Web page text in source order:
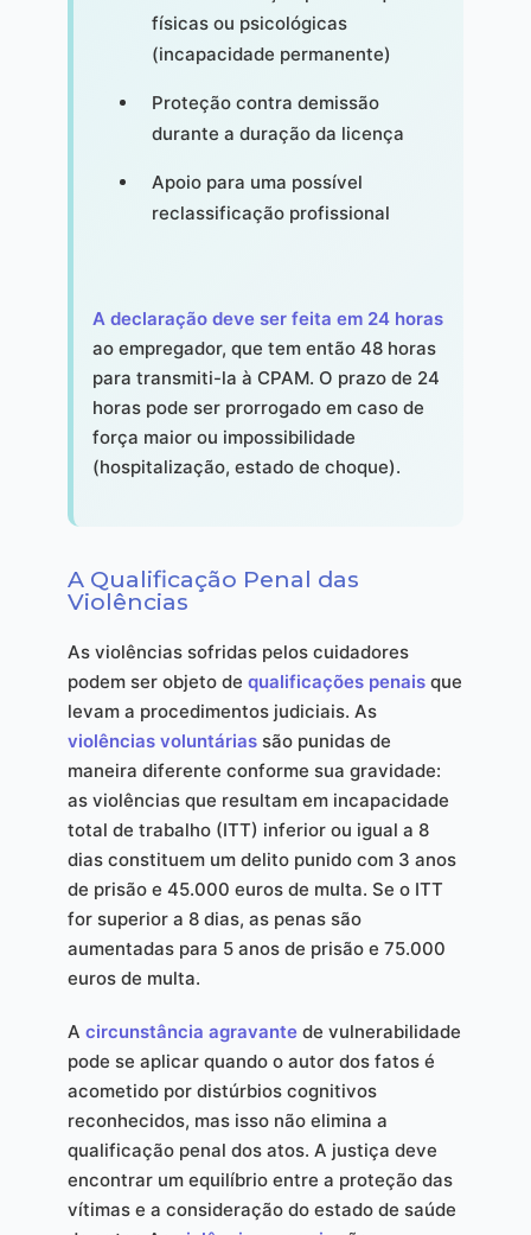
físicas ou psicológicas
(incapacidade permanente)
Proteção contra demissão
durante a duração da licença
Apoio para uma possível
reclassificação profissional
A declaração deve ser feita em 24 horas
ao empregador, que tem então 48 horas
para transmiti-la à CPAM. O prazo de 24
horas pode ser prorrogado em caso de
força maior ou impossibilidade
(hospitalização, estado de choque).
A Qualificação Penal das
Violências
As violências sofridas pelos cuidadores
podem ser objeto de qualificações penaisque
levam a procedimentos judiciais. As
violências voluntáriassão punidas de
maneira diferente conforme sua gravidade:
as violências que resultam em incapacidade
total de trabalho (ITT) inferior ou igual a 8
dias constituem um delito punido com 3 anos
de prisão e 45.000 euros de multa. Se o ITT
for superior a 8 dias, as penas são
aumentadas para 5 anos de prisão e 75.000
euros de multa.
A circunstância agravantede vulnerabilidade
pode se aplicar quando o autor dos fatos é
acometido por distúrbios cognitivos
reconhecidos, mas isso não elimina a
qualificação penal dos atos. A justiça deve
encontrar um equilíbrio entre a proteção das
vítimas e a consideração do estado de saúde